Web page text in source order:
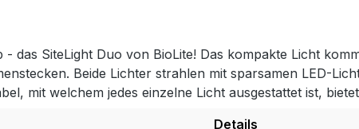
das SiteLight Duo von BioLite! Das kompakte Licht
Beide Lichter strahlen mit sparsamen LED-
mit welchem jedes einzelne Licht ausgestattet ist,
Details